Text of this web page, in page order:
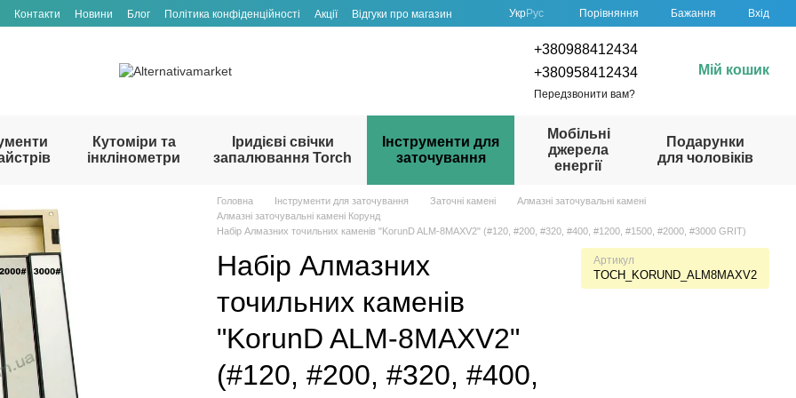
Контакти Новини Блог Політика конфіденційності Акції
Відгуки про магазин
УкрРус Порівняння Бажання Вхід
+380988412434
+380958412434
Передзвонити вам?
Мій кошик
Кутоміри та
інклінометри
Іридієві свічки
запалювання Torch
Інструменти для
заточування
Мобільні
джерела
енергії
Подарунки
для чоловіків
Головна Інструменти для заточування Заточні камені
Алмазні заточувальні камені
Алмазні заточувальні камені Корунд
Набір Алмазних точильних каменів "KorunD ALM-8MAXV2" (#120, #200, #320, #400, #1200, #1500, #2000, #3000 GRIT)
Набір Алмазних
точильних каменів
"KorunD ALM-8MAXV2"
(#120, #200, #320, #400,
Артикул
TOCH_KORUND_ALM8MAXV2